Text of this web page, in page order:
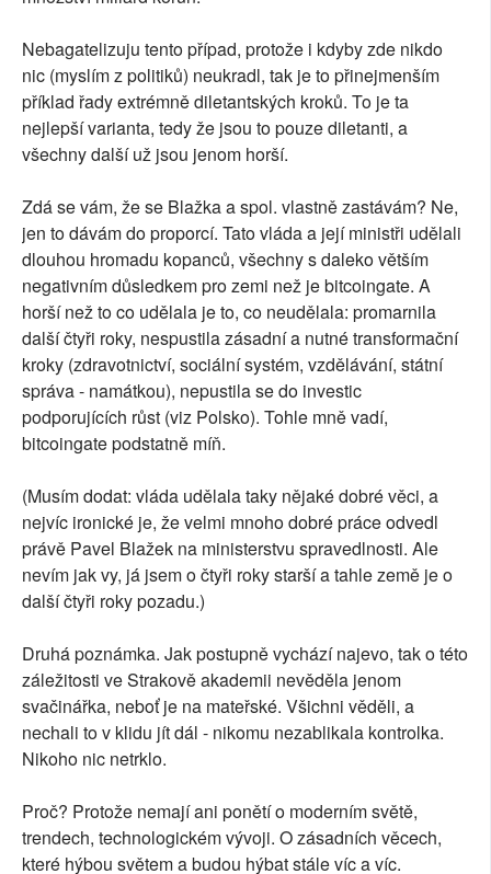
Nebagatelizuju tento případ, protože i kdyby zde nikdo
nic (myslím z politiků) neukradl, tak je to přinejmenším
příklad řady extrémně diletantských kroků. To je ta
nejlepší varianta, tedy že jsou to pouze diletanti, a
všechny další už jsou jenom horší.
Zdá se vám, že se Blažka a spol. vlastně zastávám? Ne,
jen to dávám do proporcí. Tato vláda a její ministři udělali
dlouhou hromadu kopanců, všechny s daleko větším
negativním důsledkem pro zemi než je bitcoingate. A
horší než to co udělala je to, co neudělala: promarnila
další čtyři roky, nespustila zásadní a nutné transformační
kroky (zdravotnictví, sociální systém, vzdělávání, státní
správa - namátkou), nepustila se do investic
podporujících růst (viz Polsko). Tohle mně vadí,
bitcoingate podstatně míň.
(Musím dodat: vláda udělala taky nějaké dobré věci, a
nejvíc ironické je, že velmi mnoho dobré práce odvedl
právě Pavel Blažek na ministerstvu spravedlnosti. Ale
nevím jak vy, já jsem o čtyři roky starší a tahle země je o
další čtyři roky pozadu.)
Druhá poznámka. Jak postupně vychází najevo, tak o této
záležitosti ve Strakově akademii nevěděla jenom
svačinářka, neboť je na mateřské. Všichni věděli, a
nechali to v klidu jít dál - nikomu nezablikala kontrolka.
Nikoho nic netrklo.
Proč? Protože nemají ani ponětí o moderním světě,
trendech, technologickém vývoji. O zásadních věcech,
které hýbou světem a budou hýbat stále víc a víc.